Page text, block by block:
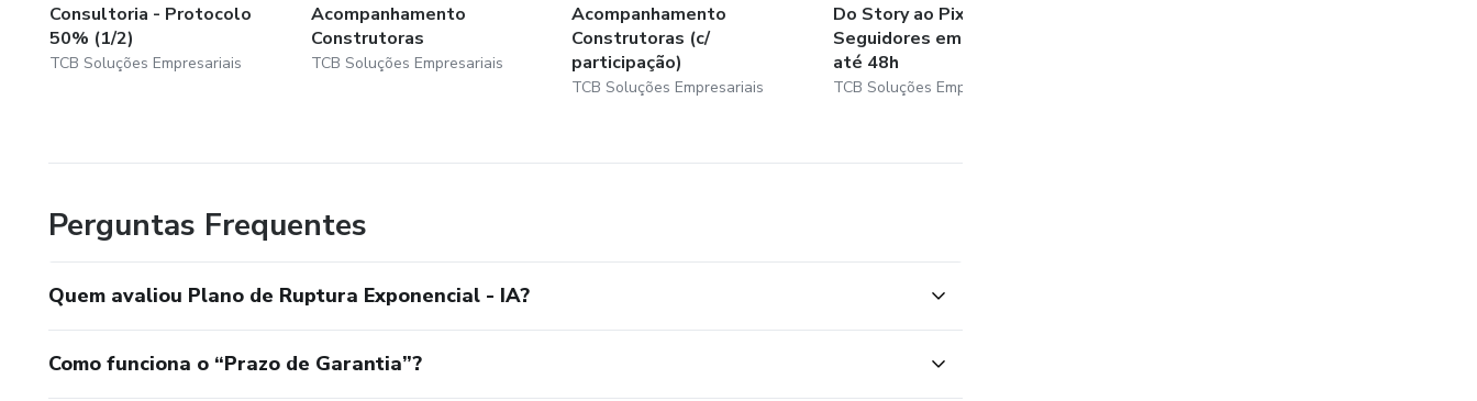
Consultoria - Protocolo
50% (1/2)
TCB Soluções Empresariais
Acompanhamento
Construtoras
TCB Soluções Empresariais
Acompanhamento
Construtoras (c/
participação)
TCB Soluções Empresariais
Do Story ao Pix: Converta
Seguidores em Clientes em
até 48h
TCB Soluções Empresariais
Perguntas Frequentes
Quem avaliou Plano de Ruptura Exponencial - IA?
Como funciona o “Prazo de Garantia”?